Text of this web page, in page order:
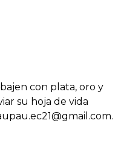
con plata, oro y
su hoja de vida